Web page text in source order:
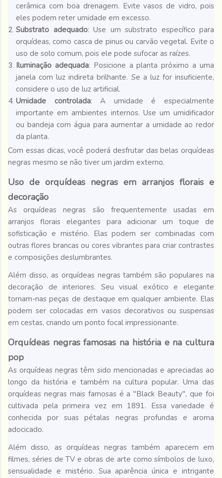
cerâmica com boa drenagem. Evite vasos de vidro, pois
eles podem reter umidade em excesso.
Substrato adequado: Use um substrato específico para
orquídeas, como casca de pinus ou carvão vegetal. Evite o
uso de solo comum, pois ele pode sufocar as raízes.
Iluminação adequada: Posicione a planta próximo a uma
janela com luz indireta brilhante. Se a luz for insuficiente,
considere o uso de luz artificial.
Umidade controlada: A umidade é especialmente
importante em ambientes internos. Use um umidificador
ou bandeja com água para aumentar a umidade ao redor
da planta.
Com essas dicas, você poderá desfrutar das belas orquídeas
negras mesmo se não tiver um jardim externo.
Uso de orquídeas negras em arranjos florais e
decoração
As orquídeas negras são frequentemente usadas em
arranjos florais elegantes para adicionar um toque de
sofisticação e mistério. Elas podem ser combinadas com
outras flores brancas ou cores vibrantes para criar contrastes
e composições deslumbrantes.
Além disso, as orquídeas negras também são populares na
decoração de interiores. Seu visual exótico e elegante
tornam-nas peças de destaque em qualquer ambiente. Elas
podem ser colocadas em vasos decorativos ou suspensas
em cestas, criando um ponto focal impressionante.
Orquídeas negras famosas na história e na cultura
pop
As orquídeas negras têm sido mencionadas e apreciadas ao
longo da história e também na cultura popular. Uma das
orquídeas negras mais famosas é a "Black Beauty", que foi
cultivada pela primeira vez em 1891. Essa variedade é
conhecida por suas pétalas negras profundas e aroma
adocicado.
Além disso, as orquídeas negras também aparecem em
filmes, séries de TV e obras de arte como símbolos de luxo,
sensualidade e mistério. Sua aparência única e intrigante